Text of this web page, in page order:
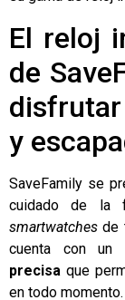
El reloj
de
y
SaveFamily se
cuidado de la
smartwatchesde
cuenta con un
precisaque
en todo momento.